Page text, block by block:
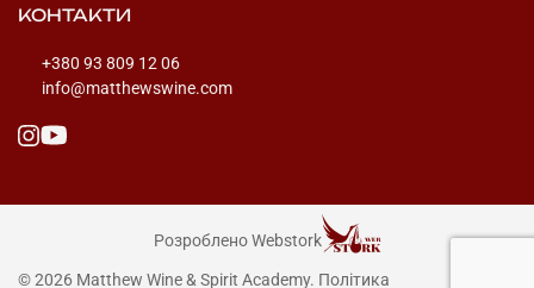
КОНТАКТИ
+380 93 809 12 06
info@matthewswine.com
Розроблено Webstork
© 2026 Matthew Wine & Spirit Academy. Політика